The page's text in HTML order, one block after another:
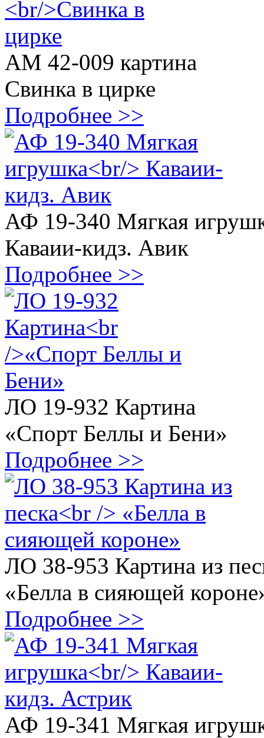
АМ 42-009 картина
Свинка в цирке
Подробнее >>
АФ 19-340 Мягкая
Каваии-кидз. Авик
Подробнее >>
ЛО 19-932 Картина
«Спорт Беллы и Бени»
Подробнее >>
ЛО 38-953 Картина из
«Белла в сияющей
Подробнее >>
АФ 19-341 Мягкая